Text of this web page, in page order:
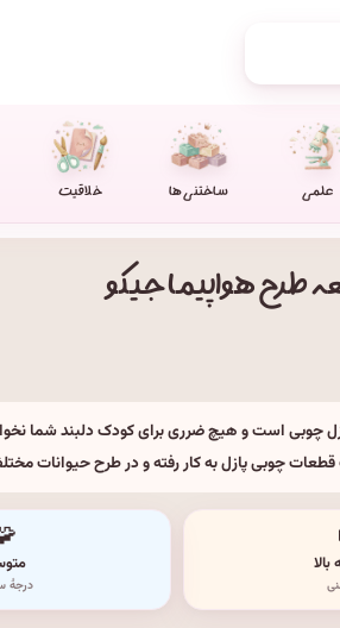
علمی ساختنی ها خلاقیت
چوبی است و هیچ ضرری برای کودک دلبند شما
قطعات چوبی پازل به کار رفته و در طرح حیوانات
درجهٔ